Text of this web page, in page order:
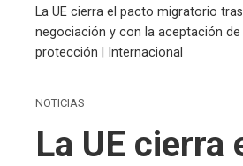
La UE cierra el pacto migratorio
negociación y con la aceptación de
protección | Internacional
NOTICIAS
La UE cierra